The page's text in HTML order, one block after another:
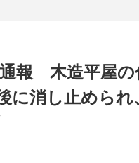
報 木造平屋の
消し止められ